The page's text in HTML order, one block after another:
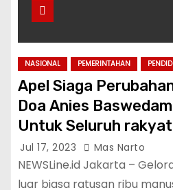
NASIONAL PEMERINTAHAN
Apel Siaga
Doa Anies
Untuk Seluruh
Jul 17, 2023 Mas Narto
NEWSLine.id Jakarta –
luar biasa ratusan ribu